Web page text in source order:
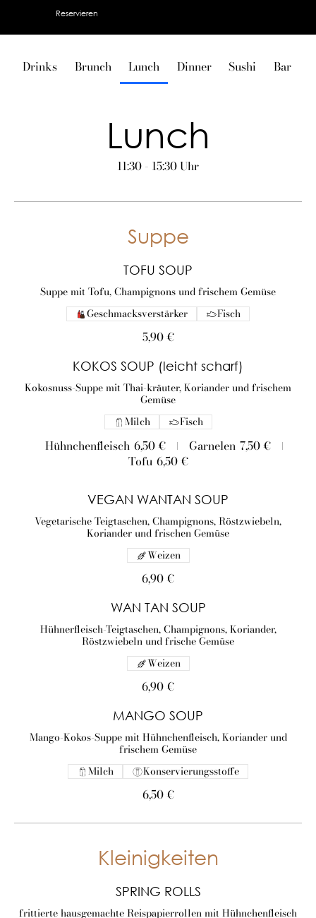
Reservieren
Drinks Brunch Lunch Dinner Sushi Bar
Lunch
11:30 - 15:30 Uhr
Suppe
TOFU SOUP
Suppe mit Tofu, Champignons und frischem Gemüse
5,90 €
Geschmacksverstärker Fisch
KOKOS SOUP (leicht scharf)
Kokosnuss-Suppe mit Thai-kräuter, Koriander und frischem
Gemüse
Hühnchenfleisch 6,50 € Garnelen 7,50 €
Tofu 6,50 €
Milch Fisch
VEGAN WANTAN SOUP
Vegetarische Teigtaschen, Champignons, Röstzwiebeln,
Koriander und frischen Gemüse
6,90 €
Weizen
WAN TAN SOUP
Hühnerfleisch-Teigtaschen, Champignons, Koriander,
Röstzwiebeln und frische Gemüse
6,90 €
Weizen
MANGO SOUP
Mango-Kokos-Suppe mit Hühnchenfleisch, Koriander und
frischem Gemüse
6,50 €
Milch Konservierungsstoffe
Kleinigkeiten
SPRING ROLLS
frittierte hausgemachte Reispapierrollen mit Hühnchenfleisch